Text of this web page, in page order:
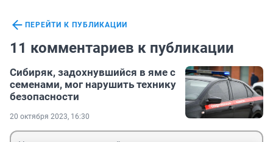
ПЕРЕЙТИ К ПУБЛИКАЦИИ
11 комментариев к публикации
Сибиряк, задохнувшийся в яме с
семенами, мог нарушить технику
безопасности
20 октября 2023, 16:30